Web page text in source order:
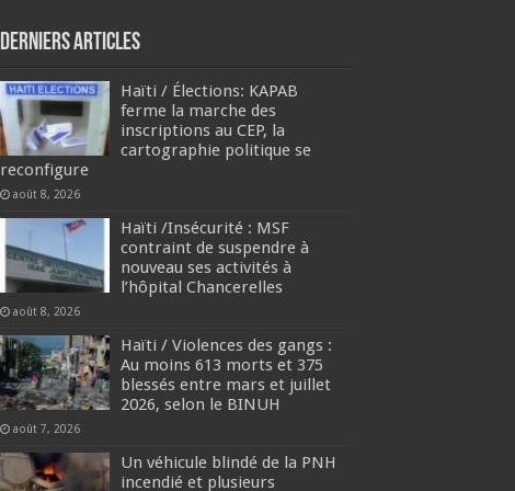
Derniers articles
Haïti / Élections: KAPAB
ferme la marche des
inscriptions au CEP, la
cartographie politique se
reconfigure
août 8, 2026
Haïti /Insécurité : MSF
contraint de suspendre à
nouveau ses activités à
l’hôpital Chancerelles
août 8, 2026
Haïti / Violences des gangs :
Au moins 613 morts et 375
blessés entre mars et juillet
2026, selon le BINUH
août 7, 2026
Un véhicule blindé de la PNH
incendié et plusieurs